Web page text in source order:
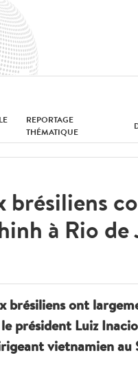
REPORTAGE
THÉMATIQUE
brésiliens
à Rio de
brésiliens ont
président Luiz
vietnamien au